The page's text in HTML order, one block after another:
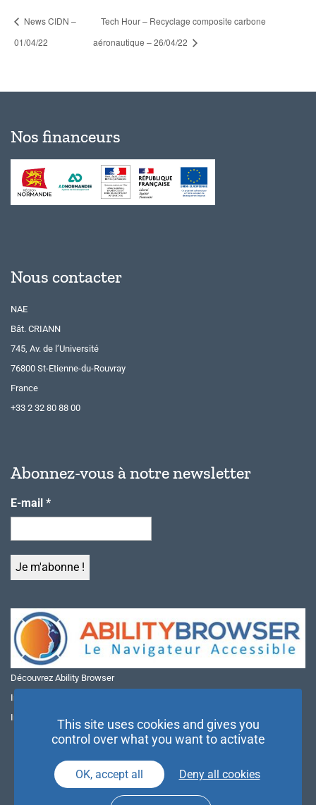
News CIDN –
01/04/22
Tech Hour – Recyclage composite carbone
aéronautique – 26/04/22
Nos financeurs
Nous contacter
NAE
Bât. CRIANN
745, Av. de l’Université
76800 St-Etienne-du-Rouvray
France
+33 2 32 80 88 00
Abonnez-vous à notre newsletter
E-mail *
Découvrez Ability Browser
Installer Ability Browser sur Windows
Installer Ability Browser sur Mac
This site uses cookies and gives you
control over what you want to activate
OK, accept all Deny all cookies